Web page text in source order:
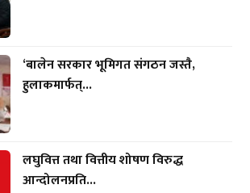
‘बालेन सरकार भूमिगत संगठन जस्तै,
हुलाकमार्फत्...
लघुवित्त तथा वित्तीय शोषण विरुद्ध
आन्दोलनप्रति...